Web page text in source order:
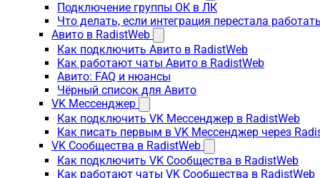
Подключение группы ОК в ЛК
Что делать, если интеграция перестала
Авито в RadistWeb
Как подключить Авито в RadistWeb
Как работают чаты Авито в RadistWeb
Авито: FAQ и нюансы
Чёрный список для Авито
VK Мессенджер
Как подключить VK Мессенджер в RadistWeb
Как писать первым в VK Мессенджер через
VK Сообщества в RadistWeb
Как подключить VK Сообщества в RadistWeb
Как работают чаты VK Сообщества в RadistWeb